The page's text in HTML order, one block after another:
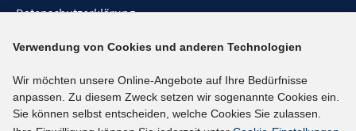
Datenschutzerklärung
Barrieren melden
Social-Media-Kanäle
BlueSky
Verwendung von Cookies und anderen Technologien
Wir möchten unsere Online-Angebote auf Ihre Bedürfnisse
anpassen. Zu diesem Zweck setzen wir sogenannte Cookies ein.
Sie können selbst entscheiden, welche Cookies Sie zulassen.